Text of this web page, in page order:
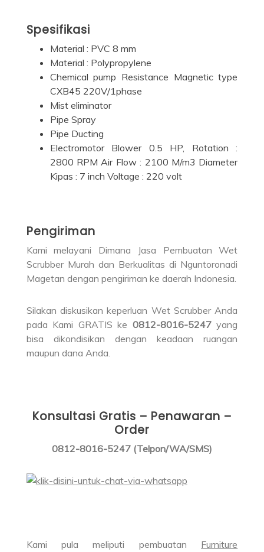
Spesifikasi
Material : PVC 8 mm
Material : Polypropylene
Chemical pump Resistance Magnetic type
CXB45 220V/1phase
Mist eliminator
Pipe Spray
Pipe Ducting
Electromotor Blower 0.5 HP, Rotation :
2800 RPM Air Flow : 2100 M/m3 Diameter
Kipas : 7 inch Voltage : 220 volt
Pengiriman
Kami melayani Dimana Jasa Pembuatan Wet
Scrubber Murah dan Berkualitas di Nguntoronadi
Magetan dengan pengiriman ke daerah Indonesia.
Silakan diskusikan keperluan Wet Scrubber Anda
pada Kami GRATIS ke 0812-8016-5247yang
bisa dikondisikan dengan keadaan ruangan
maupun dana Anda.
Konsultasi Gratis – Penawaran –
Order
0812-8016-5247 (Telpon/WA/SMS)
Kami pula meliputi pembuatan Furniture